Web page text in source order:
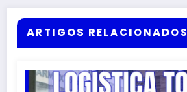
ARTIGOS RELACIONADOS